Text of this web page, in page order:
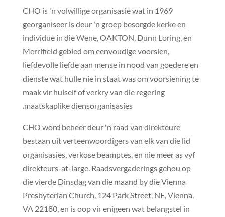
CHO is 'n volwillige organisasie wat in 1969
georganiseer is deur 'n groep besorgde kerke en
individue in die Wene, OAKTON, Dunn Loring, en
Merrifield gebied om eenvoudige voorsien,
liefdevolle liefde aan mense in nood van goedere en
dienste wat hulle nie in staat was om voorsiening te
maak vir hulself of verkry van die regering
maatskaplike diensorganisasies.
CHO word beheer deur 'n raad van direkteure
bestaan ​​uit verteenwoordigers van elk van die lid
organisasies, verkose beamptes, en nie meer as vyf
direkteurs-at-large. Raadsvergaderings gehou op
die vierde Dinsdag van die maand by dieVienna
Presbyterian Church, 124 Park Street, NE, Vienna,
VA 22180, en is oop vir enigeen wat belangstel in